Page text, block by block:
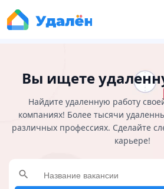
Вы ищете
Найдите удаленную работу
компаниях! Более тысячи
различных профессиях. Сделайте
карьере!
search